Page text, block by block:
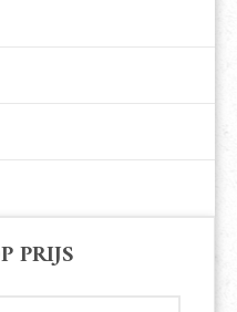
PRIJS